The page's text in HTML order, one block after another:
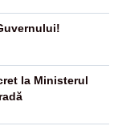
la Ministerul